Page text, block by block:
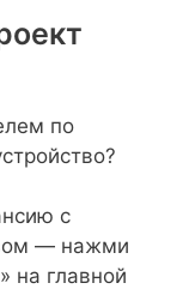
по
с
— нажми
на главной